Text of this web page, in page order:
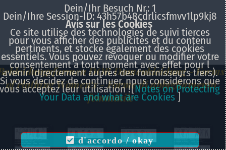
DOB Damenkleidung - Forms
of clothing Women‘s - Forme di abbigliamento
femminile
Dein/Ihr Besuch Nr.: 1
Dein/Ihre Session-ID: 43h57b48cdrlicsfmvv1lp9kj8
Avis sur les Cookies
Ce site utilise des technologies de suivi tierces
pour vous afficher des publicités et du contenu
pertinents, et stocke également des cookies
essentiels. Vous pouvez révoquer ou modifier votre
consentement à tout moment avec effet pour l
avenir (directement auprès des fournisseurs tiers).
Si vous décidez de continuer, nous considérons que
vous acceptez leur utilisation ![Notes on Protecting
Your Data and what are Cookies]
d'accordo / okay